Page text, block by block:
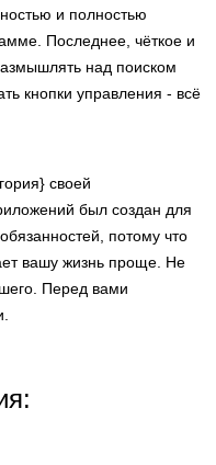
и полностью
Последнее, чёткое и
над поиском
кнопки управления - всё
своей
был создан для
потому что
вашу жизнь проще. Не
Перед вами